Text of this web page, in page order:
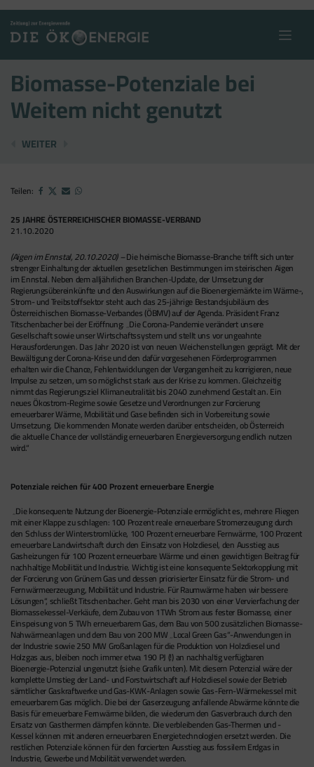
content
Biomasse-Potenziale bei
Weitem nicht genutzt
GOLDENES EHRENZEICHEN ...
WEITER
Teilen:
25 JAHRE ÖSTERREICHISCHER BIOMASSE-VERBAND
21.10.2020
(Aigen im Ennstal, 20.10.2020) –Die heimische Biomasse-Branche trifft sich unter
strenger Einhaltung der aktuellen gesetzlichen Bestimmungen im steirischen Aigen
im Ennstal. Neben dem alljährlichen Branchen-Update, der Umsetzung der
Regierungsübereinkünfte und den Auswirkungen auf die Bioenergiemärkte im Wärme-,
Strom- und Treibstoffsektor steht auch das 25-jährige Bestandsjubiläum des
Österreichischen Biomasse-Verbandes (ÖBMV) auf der Agenda. Präsident Franz
Titschenbacher bei der Eröffnung: „Die Corona-Pandemie verändert unsere
Gesellschaft sowie unser Wirtschaftssystem und stellt uns vor ungeahnte
Herausforderungen. Das Jahr 2020 ist von neuen Weichenstellungen geprägt. Mit der
Bewältigung der Corona-Krise und den dafür vorgesehenen Förderprogrammen
erhalten wir die Chance, Fehlentwicklungen der Vergangenheit zu korrigieren, neue
Impulse zu setzen, um so möglichst stark aus der Krise zu kommen. Gleichzeitig
nimmt das Regierungsziel Klimaneutralität bis 2040 zunehmend Gestalt an. Ein
neues Ökostrom-Regime sowie Gesetze und Verordnungen zur Forcierung
erneuerbarer Wärme, Mobilität und Gase befinden sich in Vorbereitung sowie
Umsetzung. Die kommenden Monate werden darüber entscheiden, ob Österreich
die aktuelle Chance der vollständig erneuerbaren Energieversorgung endlich nutzen
wird.“
Potenziale reichen für 400 Prozent erneuerbare Energie
„Die konsequente Nutzung der Bioenergie-Potenziale ermöglicht es, mehrere Fliegen
mit einer Klappe zu schlagen: 100 Prozent reale erneuerbare Stromerzeugung durch
den Schluss der Winterstromlücke, 100 Prozent erneuerbare Fernwärme, 100 Prozent
erneuerbare Landwirtschaft durch den Einsatz von Holzdiesel, den Ausstieg aus
Gasheizungen für 100 Prozent erneuerbare Wärme und einen gewichtigen Beitrag für
nachhaltige Mobilität und Industrie. Wichtig ist eine konsequente Sektorkopplung mit
der Forcierung von Grünem Gas und dessen priorisierter Einsatz für die Strom- und
Fernwärmeerzeugung, Mobilität und Industrie. Für Raumwärme haben wir bessere
Lösungen“, schließt Titschenbacher. Geht man bis 2030 von einer Vervierfachung der
Biomassekessel-Verkäufe, dem Zubau von 1TWh Strom aus fester Biomasse, einer
Einspeisung von 5 TWh erneuerbarem Gas, dem Bau von 500 zusätzlichen Biomasse-
Nahwärmeanlagen und dem Bau von 200 MW „Local Green Gas“-Anwendungen in
der Industrie sowie 250 MW Großanlagen für die Produktion von Holzdiesel und
Holzgas aus, bleiben noch immer etwa 190 PJ (!) an nachhaltig verfügbaren
Bioenergie-Potenzial ungenutzt (siehe Grafik unten). Mit diesem Potenzial wäre der
komplette Umstieg der Land- und Forstwirtschaft auf Holzdiesel sowie der Betrieb
sämtlicher Gaskraftwerke und Gas-KWK-Anlagen sowie Gas-Fern-Wärmekessel mit
erneuerbarem Gas möglich. Die bei der Gaserzeugung anfallende Abwärme könnte die
Basis für erneuerbare Fernwärme bilden, die wiederum den Gasverbrauch durch den
Ersatz von Gasthermen dämpfen könnte. Die verbleibenden Gas-Thermen und -
Kessel können mit anderen erneuerbaren Energietechnologien ersetzt werden. Die
restlichen Potenziale können für den forcierten Ausstieg aus fossilem Erdgas in
Industrie, Gewerbe und Mobilität verwendet werden.